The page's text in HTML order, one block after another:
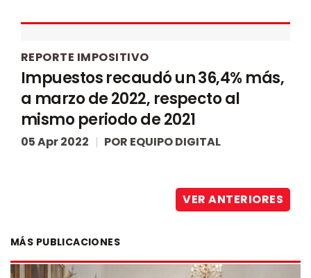
REPORTE IMPOSITIVO
Impuestos recaudó un 36,4% más,
a marzo de 2022, respecto al
mismo periodo de 2021
05 Apr 2022 POR EQUIPO DIGITAL
VER ANTERIORES
MÁS PUBLICACIONES